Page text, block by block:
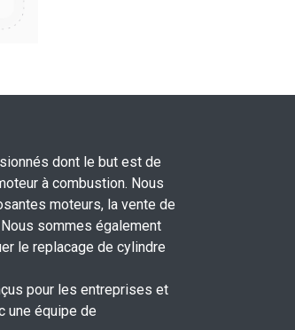
dont le but est de
à combustion. Nous
moteurs, la vente de
sommes également
le replacage de cylindre
pour les entreprises et
une équipe de